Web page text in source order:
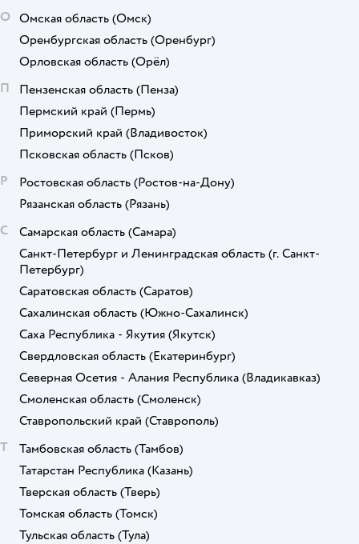
О Омская область (Омск)
Оренбургская область (Оренбург)
Орловская область (Орёл)
П
Пензенская область (Пенза)
Пермский край (Пермь)
Приморский край (Владивосток)
Псковская область (Псков)
Р
Ростовская область (Ростов-на-Дону)
Рязанская область (Рязань)
С
Самарская область (Самара)
Санкт-Петербург и Ленинградская область (г. Санкт-
Петербург)
Саратовская область (Саратов)
Сахалинская область (Южно-Сахалинск)
Саха Республика - Якутия (Якутск)
Свердловская область (Екатеринбург)
Северная Осетия - Алания Республика (Владикавказ)
Смоленская область (Смоленск)
Ставропольский край (Ставрополь)
Т
Тамбовская область (Тамбов)
Татарстан Республика (Казань)
Тверская область (Тверь)
Томская область (Томск)
Тульская область (Тула)